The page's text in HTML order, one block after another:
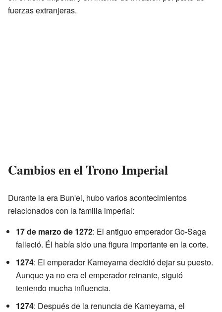
fuerzas extranjeras.
Cambios en el Trono Imperial
Durante la era Bun'ei, hubo varios acontecimientos
relacionados con la familia imperial:
17 de marzo de 1272: El antiguo emperador Go-Saga
falleció. Él había sido una figura importante en la corte.
1274: El emperador Kameyama decidió dejar su puesto.
Aunque ya no era el emperador reinante, siguió
teniendo mucha influencia.
1274: Después de la renuncia de Kameyama, el